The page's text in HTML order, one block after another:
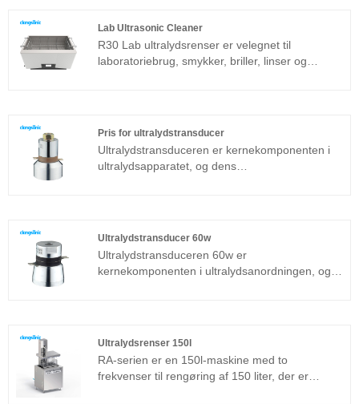
booster, ultralydstransducer med booster og
sonotrode separat som din anmodning.
Lab Ultrasonic Cleaner
R30 Lab ultralydsrenser er velegnet til
laboratoriebrug, smykker, briller, linser og
og så videre, nem at betjene og ikke nødvendigt
at debugge.
Pris for ultralydstransducer
Ultralydstransduceren er kernekomponenten i
ultralydsapparatet, og dens
prisen på ultralydstransduceren, bedes du
kontakte os!
Ultralydstransducer 60w
Ultralydstransduceren 60w er
kernekomponenten i ultralydsanordningen, og
magnetostriktive struktur.
Ultralydsrenser 150l
RA-serien er en 150l-maskine med to
frekvenser til rengøring af 150 liter, der er